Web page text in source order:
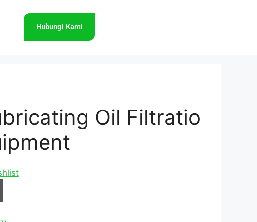
Hubungi Kami
Oil Filtratio